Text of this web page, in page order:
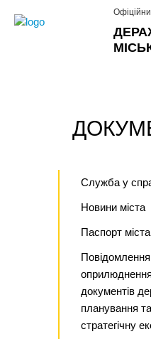
Служба у
Новини міста
Паспорт міста
оприлюднення
документів
планування та
стратегічну